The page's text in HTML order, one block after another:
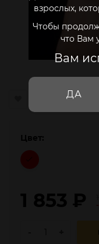
взрослых,
Чтобы
что Вам
Вам
ДА
Цвет:
1 853 ₽